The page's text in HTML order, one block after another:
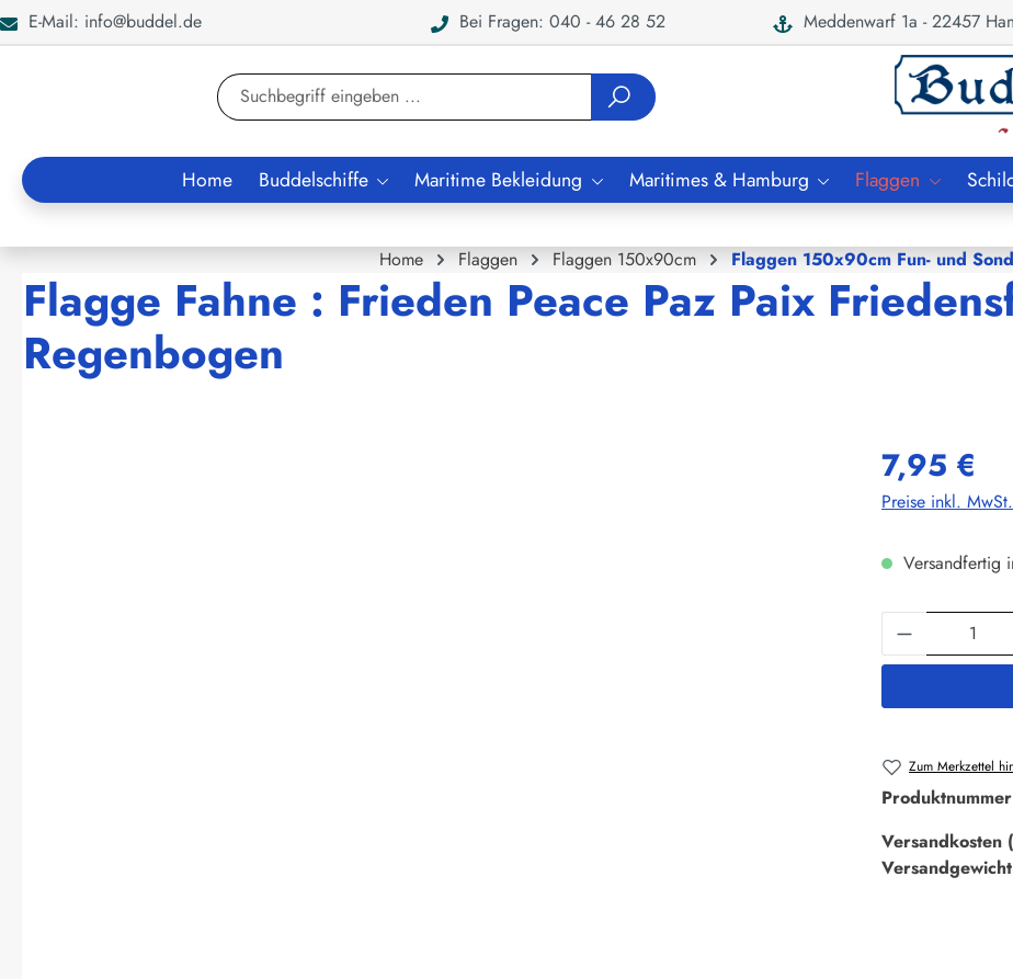
Zur Suche springen
E-Mail: info@buddel.de Bei Fragen: 040 - 46 28 52 Meddenwarf 1a - 22457
Home Buddelschiffe Maritime Bekleidung Maritimes & Hamburg Flaggen
Home Flaggen Flaggen 150x90cm Flaggen 150x90cm Fun- und
Flagge Fahne : Frieden Peace Paz Paix
Regenbogen
7,95 €
Preise inkl.
Versandfertig
Produkt
Zum Merkzettel
Versandkosten